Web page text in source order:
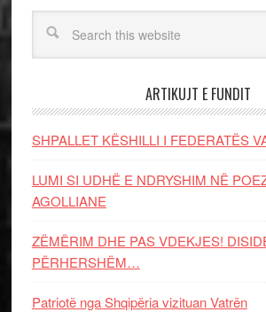
ARTIKUJT E FUNDIT
SHPALLET KËSHILLI I FEDERATËS
LUMI SI UDHË E NDRYSHIM NË
AGOLLIANE
ZËMËRIM DHE PAS VDEKJES!
PËRHERSHËM…
Patriotë nga Shqipëria vizituan Vatrën